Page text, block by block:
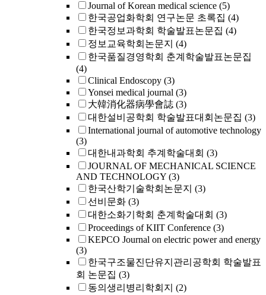
Journal of Korean medical science (5)
한국공업화학회 연구논문 초록집 (4)
한국정보과학회 학술발표논문집 (4)
정보교육학회논문지 (4)
한국품질경영학회 춘계학술발표논문집
(4)
Clinical Endoscopy (3)
Yonsei medical journal (3)
大韓消化器病學會誌 (3)
대한설비공학회 학술발표대회논문집 (3)
International journal of automotive technology
(3)
대한내과학회 추계학술대회 (3)
JOURNAL OF MECHANICAL SCIENCE
AND TECHNOLOGY (3)
한국산학기술학회논문지 (3)
선비문화 (3)
대한소화기학회 춘계학술대회 (3)
Proceedings of KIIT Conference (3)
KEPCO Journal on electric power and energy
(3)
한국구조물진단유지관리공학회 학술발표
회 논문집 (3)
동의생리병리학회지 (2)